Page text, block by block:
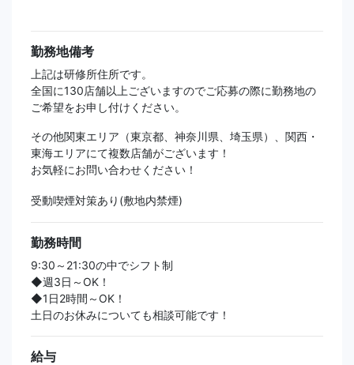
勤務地備考
上記は研修所住所です。
全国に130店舗以上ございますのでご応募の際に勤務地の
ご希望をお申し付けください。
その他関東エリア（東京都、神奈川県、埼玉県）、関西・
東海エリアにて複数店舗がございます！
お気軽にお問い合わせください！
受動喫煙対策あり(敷地内禁煙)
勤務時間
9:30～21:30の中でシフト制
◆週3日～OK！
◆1日2時間～OK！
土日のお休みについても相談可能です！
給与